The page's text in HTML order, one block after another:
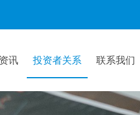
讯 投资者关系 联系我们